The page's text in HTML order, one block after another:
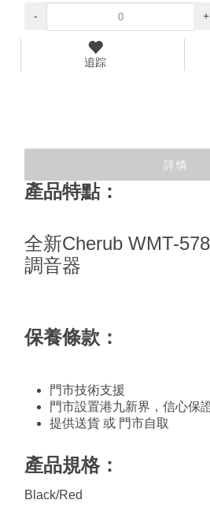
- +
追踪
詳情
產品特點：
全新Cherub WMT-
調音器
保養條款：
門市技術支援
門市設置港九新界，信心保
提供送貨 或 門市自取
產品規格：
Black/Red